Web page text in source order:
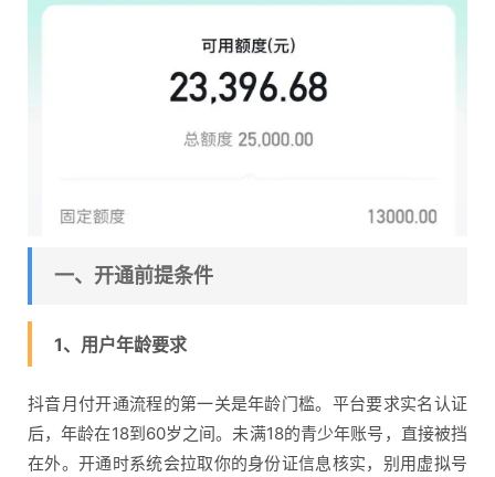
一、开通前提条件
1、用户年龄要求
抖音月付开通流程的第一关是年龄门槛。平台要求实名认证
后，年龄在18到60岁之间。未满18的青少年账号，直接被挡
在外。开通时系统会拉取你的身份证信息核实，别用虚拟号